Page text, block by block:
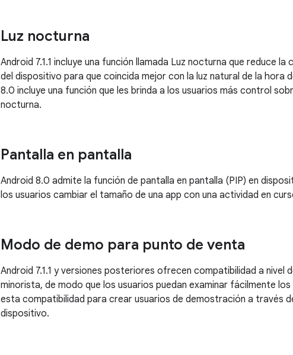
Luz nocturna
Android 7.1.1 incluye una función llamada Luz nocturna que reduce
del dispositivo para que coincida mejor con la luz natural de la hora
8.0 incluye una función que les brinda a los usuarios más control
nocturna.
Pantalla en pantalla
Android 8.0 admite la función de pantalla en pantalla (PIP) en
los usuarios cambiar el tamaño de una app con una actividad en
Modo de demo para punto de venta
Android 7.1.1 y versiones posteriores ofrecen compatibilidad a nivel
minorista, de modo que los usuarios puedan examinar fácilmente
esta compatibilidad para crear usuarios de demostración a través
dispositivo.